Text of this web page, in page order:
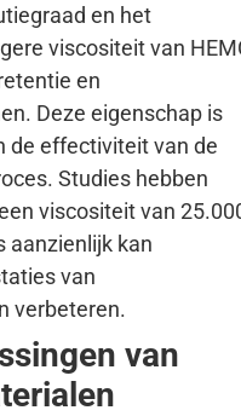
en het
viscositeit van
en
Deze eigenschap is
de effectiviteit van de
Studies hebben
viscositeit van
aanzienlijk kan
van
verbeteren.
van